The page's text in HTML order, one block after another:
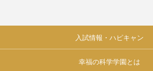
入試情報・ハピキャン
幸福の科学学園とは